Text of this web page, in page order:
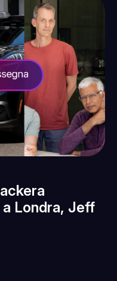
Londra, Jeff